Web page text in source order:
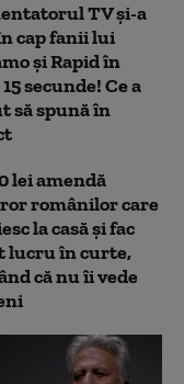
TV și-a
cap fanii lui
și Rapid în
secunde! Ce a
să spună în
lei amendă
românilor care
la casă și fac
lucru în curte,
că nu îi vede